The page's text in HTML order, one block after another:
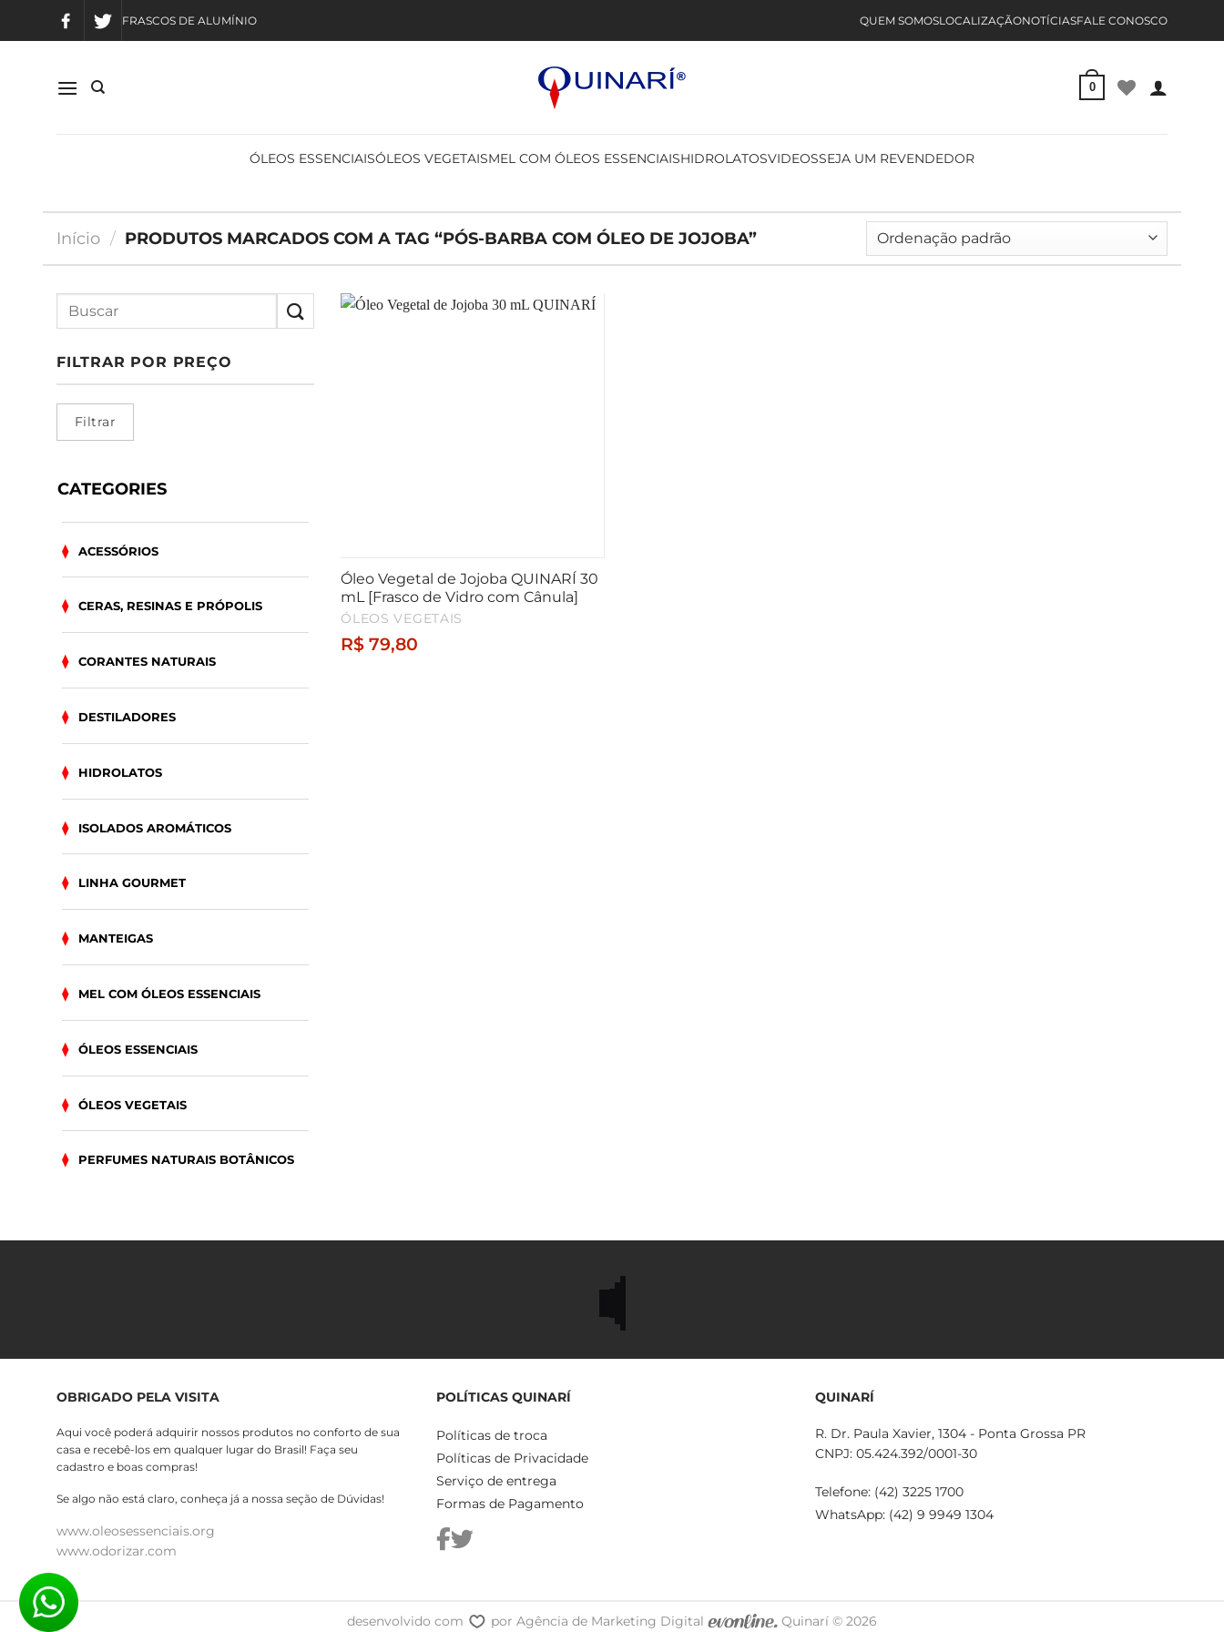
FRASCOS DE ALUMÍNIO QUEM SOMOSLOCALIZAÇÃONOTÍCIASFALE CONOSCO
0
ÓLEOS ESSENCIAISÓLEOS VEGETAISMEL COM ÓLEOS ESSENCIAISHIDROLATOSVIDEOSSEJA UM REVENDEDOR
Início / PRODUTOS MARCADOS COM A TAG “PÓS-BARBA COM ÓLEO DE JOJOBA”
FILTRAR POR PREÇO
Preço
mínimo
Preço
máximo
Filtrar
CATEGORIES
ACESSÓRIOS
CERAS, RESINAS E PRÓPOLIS
CORANTES NATURAIS
DESTILADORES
HIDROLATOS
ISOLADOS AROMÁTICOS
LINHA GOURMET
MANTEIGAS
MEL COM ÓLEOS ESSENCIAIS
ÓLEOS ESSENCIAIS
ÓLEOS VEGETAIS
PERFUMES NATURAIS BOTÂNICOS
ÓLEOS VEGETAIS
Óleo Vegetal de Jojoba QUINARÍ 30
mL [Frasco de Vidro com Cânula]
R$ 79,80
OBRIGADO PELA VISITA
Aqui você poderá adquirir nossos produtos no conforto de sua
casa e recebê-los em qualquer lugar do Brasil! Faça seu
cadastro e boas compras!
Se algo não está claro, conheça já a nossa seção de Dúvidas!
www.oleosessenciais.org
www.odorizar.com
POLÍTICAS QUINARÍ
Políticas de troca
Políticas de Privacidade
Serviço de entrega
Formas de Pagamento
QUINARÍ
R. Dr. Paula Xavier, 1304 - Ponta Grossa PR
CNPJ: 05.424.392/0001-30
Telefone: (42) 3225 1700
WhatsApp: (42) 9 9949 1304
desenvolvido com por Agência de Marketing Digital Quinarí © 2026